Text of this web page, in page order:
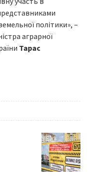
політики», –
аграрної
Тарас